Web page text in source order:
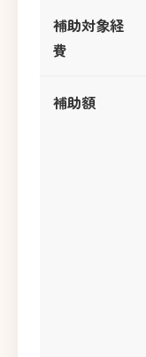
補助対象経
費
補助額